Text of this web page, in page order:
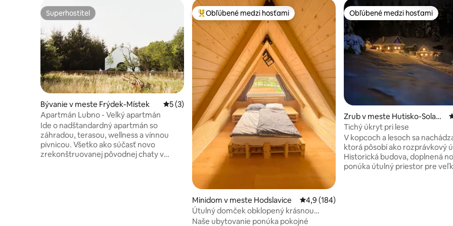
Superhostiteľ
Superhostiteľ
Bývanie v meste Frýdek-Místek Priemerné ohodnotenie 5 z 5, počet hodnotení: 3
5 (3)
Apartmán Lubno - Velký apartmán
Ide o nadštandardný apartmán so
záhradou, terasou, wellness a vínnou
pivnicou. Všetko ako súčasť novo
zrekonštruovanej pôvodnej chaty v
Najobľúbenejšie medzi hosťami
Obľúbené medzi hosťami
Minidom v meste Hodslavice Priemerné ohodnotenie 4,9 z 5, počet
4,9 (184)
Útulný domček obklopený krásnou
prírodou
Naše ubytovanie ponúka pokojné
Obľúbené medzi hosťami
Obľúbené medzi hosťami
Zrub v meste Hutisko-Solane
c
Tichý úkryt pri lese
V kopcoch a lesoch sa
ktorá pôsobí ako rozprávkový
Historická budova, doplnená
ponúka útulný priestor pre